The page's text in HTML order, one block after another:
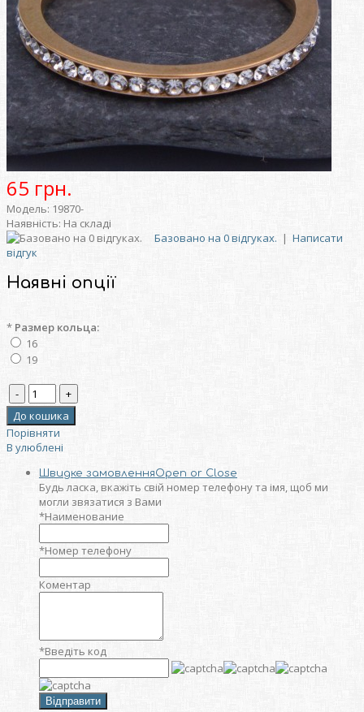
65 грн.
Модель: 19870-
Наявність: На складі
Базовано на 0 відгуках. | Написати
відгук
Наявні опції
* Размер кольца:
16
19
Порівняти
В улюблені
Швидке замовленняOpen or Close
Будь ласка, вкажіть свій номер телефону та iмя, щоб ми
могли звязатися з Вами
*Наименование
*Номер телефону
Коментар
*Введіть код
Відправити